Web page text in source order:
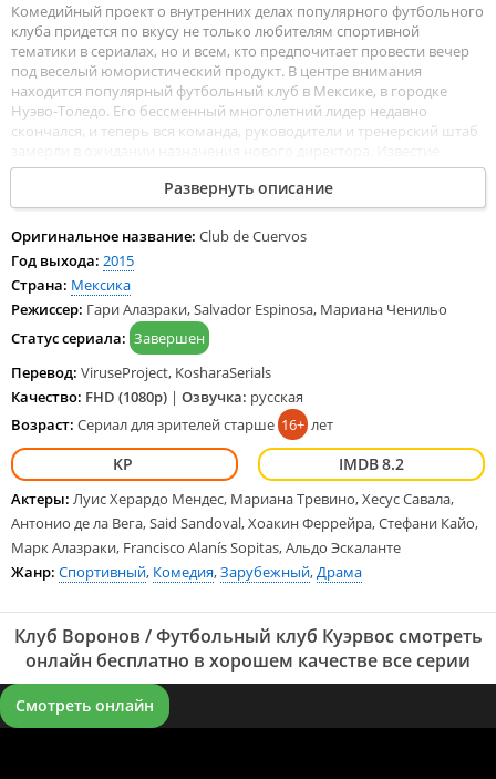
Комедийный проект о внутренних делах популярного футбольного
клуба придется по вкусу не только любителям спортивной
тематики в сериалах, но и всем, кто предпочитает провести вечер
под веселый юмористический продукт. В центре внимания
находится популярный футбольный клуб в Мексике, в городке
Нуэво-Толедо. Его бессменный многолетний лидер недавно
скончался, и теперь вся команда, руководители и тренерский штаб
печальное, множество сотрудников переживают о собственном
будущем. На пост президента сразу же самовольно назначает себя
Сальвадор Иглесиас, хотя особо не разбирается в спорте и
менеджерских обязанностях, связанных с этим. Недовольные
самовольным решением тоже находятся и в качестве лидера
предлагают сестру главного героя по имени Изабель. Девушка
достаточно долго помогала бывшему главе и неплохо разбирается
в делах клуба. Естественно, она сможет гораздо более качественно
работать на ответственном посту. Но пока ситуация не меняется, а
вот игра команды стабильно ухудшается... Смотреть Клуб Воронов
/ Футбольный клуб Куэрвос все серии сериала подряд онлайн
бесплатно в хорошем качестве онлайн FullHD 1080p полностью на
русском языке и на любых устройствах LordFilm.
Развернуть описание
Оригинальное название: Club de Cuervos
Год выхода: 2015
Страна: Мексика
Режиссер: Гари Алазраки, Salvador Espinosa, Мариана Ченильо
Статус сериала: Завершен
Перевод: ViruseProject, KosharaSerials
Качество: FHD (1080p) | Озвучка: русская
Возраст: Сериал для зрителей старше 16+ лет
8.2
Актеры: Луис Херардо Мендес, Мариана Тревино, Хесус Савала,
Антонио де ла Вега, Said Sandoval, Хоакин Феррейра, Стефани Кайо,
Марк Алазраки, Francisco Alanís Sopitas, Альдо Эскаланте
Жанр: Спортивный, Комедия,Зарубежный,Драма
Клуб Воронов / Футбольный клуб Куэрвос смотреть
онлайн бесплатно в хорошем качестве все серии
Смотреть онлайн